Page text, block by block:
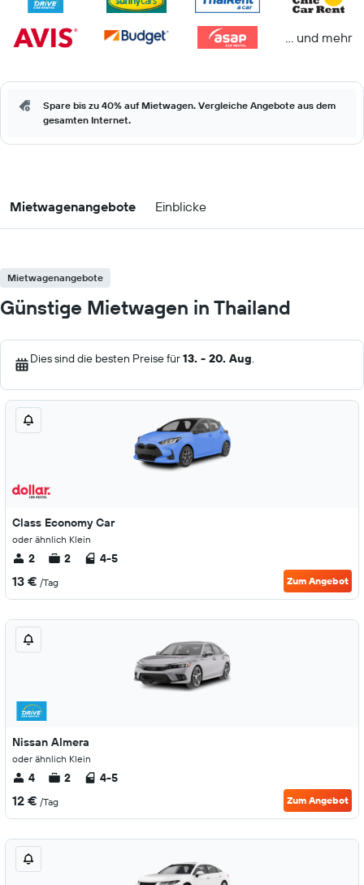
… und mehr
Spare bis zu 40% auf Mietwagen. Vergleiche Angebote aus dem
gesamten Internet.
Mietwagenangebote Einblicke
Mietwagenangebote
Günstige Mietwagen in Thailand
Dies sind die besten Preise für13. - 20. Aug.
Class Economy Car
oder ähnlich Klein
2 2 4-5
13 € /Tag Zum Angebot
Nissan Almera
oder ähnlich Klein
4 2 4-5
12 € /Tag Zum Angebot